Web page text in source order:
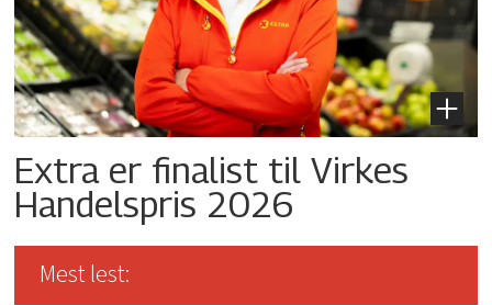
Extra er finalist til Virkes
Handelspris 2026
Mest lest: